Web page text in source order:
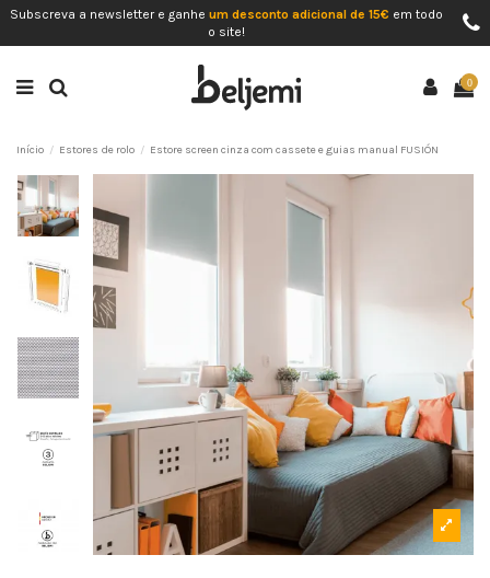
Subscreva a newsletter e ganhe um desconto adicional de 15€ em todo
o site!
0
Início Estores de rolo Estore screen cinza com cassete e guias manual FUSIÓN